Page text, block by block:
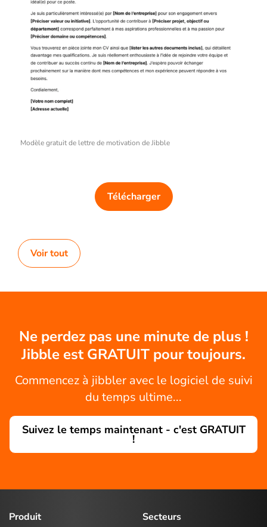
Modèle gratuit de lettre de motivation de Jibble
Télécharger
Voir tout
Ne perdez pas une minute de plus !
Jibble est GRATUIT pour toujours.
Commencez à jibbler avec le logiciel de suivi
du temps ultime...
Suivez le temps maintenant - c'est GRATUIT
!
Produit
Secteurs